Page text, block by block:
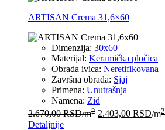
ARTISAN Crema 31,6×60
Dimenzija: 30x60
Materijal: Keramička pločica
Obrada ivica: Neretifikovana
Završna obrada: Sjaj
Primena: Unutrašnja
Namena: Zid
2.670,00RSD/m2 2.403,00 RSD/m2
Detaljnije